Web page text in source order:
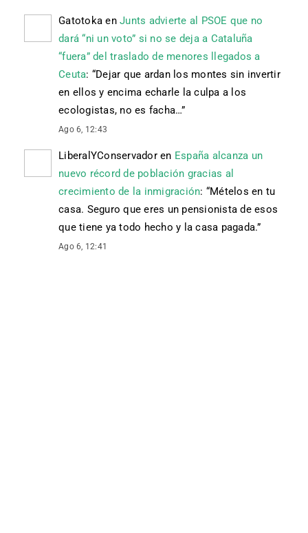
Gatotoka en Junts advierte al PSOE que no
dará “ni un voto” si no se deja a Cataluña
“fuera” del traslado de menores llegados a
Ceuta: “Dejar que ardan los montes sin invertir
en ellos y encima echarle la culpa a los
ecologistas, no es facha…”
Ago 6, 12:43
LiberalYConservadoren España alcanza un
nuevo récord de población gracias al
crecimiento de la inmigración: “Mételos en tu
casa. Seguro que eres un pensionista de esos
que tiene ya todo hecho y la casa pagada.”
Ago 6, 12:41